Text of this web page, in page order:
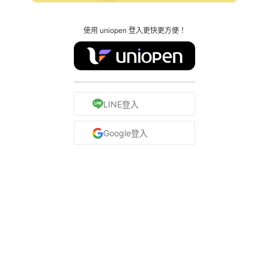
使用 uniopen 登入更快更方便！
LINE登入
Google登入